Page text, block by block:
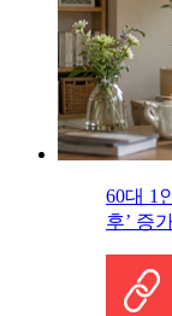
60대 1
후’ 증